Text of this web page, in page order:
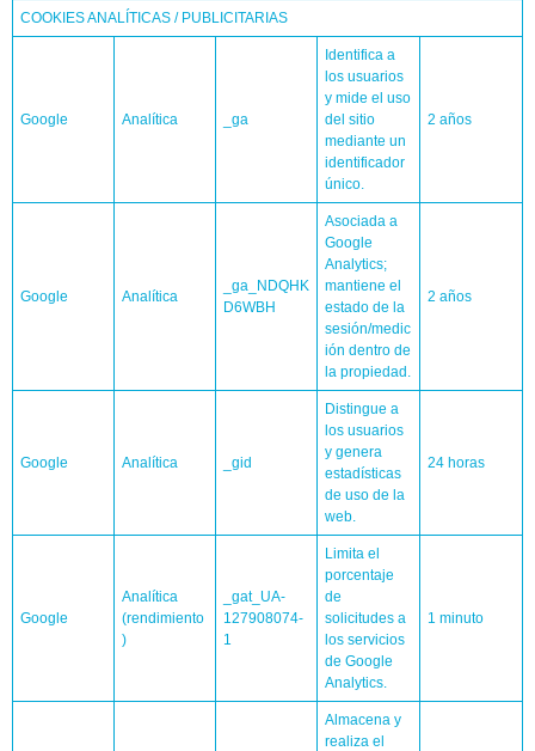
COOKIES ANALÍTICAS / PUBLICITARIAS
Google Analítica _ga
Identifica a
los usuarios
y mide el uso
del sitio
mediante un
identificador
único.
2 años
Google Analítica
_ga_NDQHK
D6WBH
Asociada a
Google
Analytics;
mantiene el
estado de la
sesión/medic
ión dentro de
la propiedad.
2 años
Google Analítica _gid
Distingue a
los usuarios
y genera
estadísticas
de uso de la
web.
24 horas
Google
Analítica
(rendimiento
)
_gat_UA-
127908074-
1
Limita el
porcentaje
de
solicitudes a
los servicios
de Google
Analytics.
1 minuto
Almacena y
realiza el